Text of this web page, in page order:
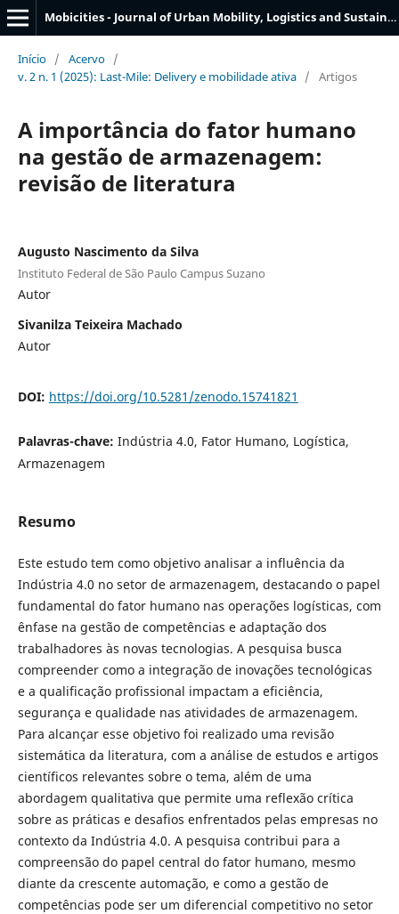
Mobicities - Journal of Urban Mobility, Logistics and Sustainable Smart Cities
Início / Acervo /
v. 2 n. 1 (2025): Last-Mile: Delivery e mobilidade ativa / Artigos
A importância do fator humano
na gestão de armazenagem:
revisão de literatura
Augusto Nascimento da Silva
Instituto Federal de São Paulo Campus Suzano
Autor
Sivanilza Teixeira Machado
Autor
DOI: https://doi.org/10.5281/zenodo.15741821
Palavras-chave: Indústria 4.0, Fator Humano, Logística,
Armazenagem
Resumo
Este estudo tem como objetivo analisar a influência da
Indústria 4.0 no setor de armazenagem, destacando o papel
fundamental do fator humano nas operações logísticas, com
ênfase na gestão de competências e adaptação dos
trabalhadores às novas tecnologias. A pesquisa busca
compreender como a integração de inovações tecnológicas
e a qualificação profissional impactam a eficiência,
segurança e qualidade nas atividades de armazenagem.
Para alcançar esse objetivo foi realizado uma revisão
sistemática da literatura, com a análise de estudos e artigos
científicos relevantes sobre o tema, além de uma
abordagem qualitativa que permite uma reflexão crítica
sobre as práticas e desafios enfrentados pelas empresas no
contexto da Indústria 4.0. A pesquisa contribui para a
compreensão do papel central do fator humano, mesmo
diante da crescente automação, e como a gestão de
competências pode ser um diferencial competitivo no setor